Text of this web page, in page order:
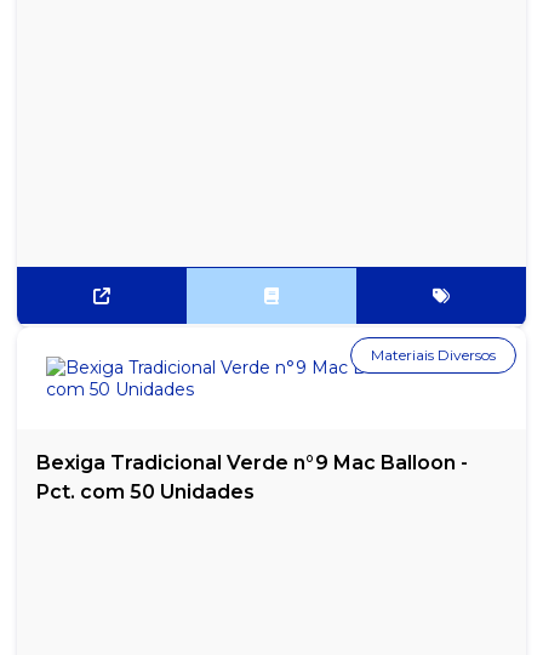
Bexiga Tradicional Verde n°9 Mac Balloon -
Pct. com 50 Unidades
Materiais Diversos